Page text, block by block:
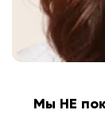
Мы НЕ